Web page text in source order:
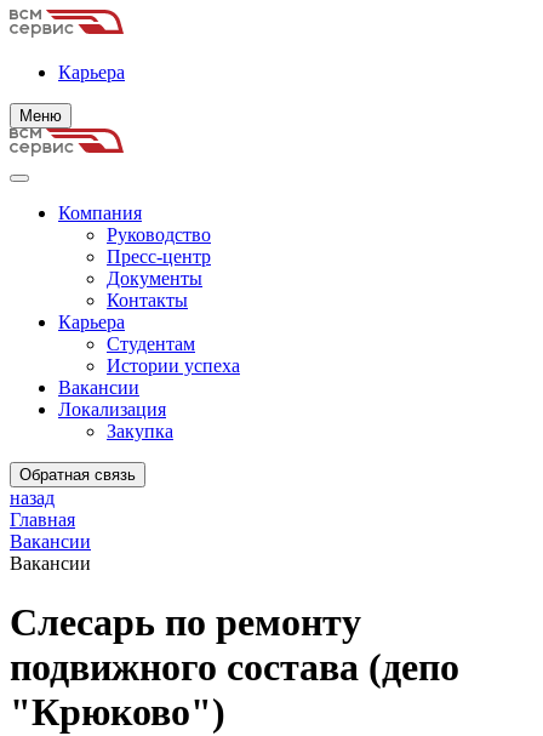
Карьера
Меню
Компания
Руководство
Пресс-центр
Документы
Контакты
Карьера
Студентам
Истории успеха
Вакансии
Локализация
Закупка
Обратная связь
назад
Главная
Вакансии
Вакансии
Слесарь по ремонту
подвижного состава (депо
"Крюково")